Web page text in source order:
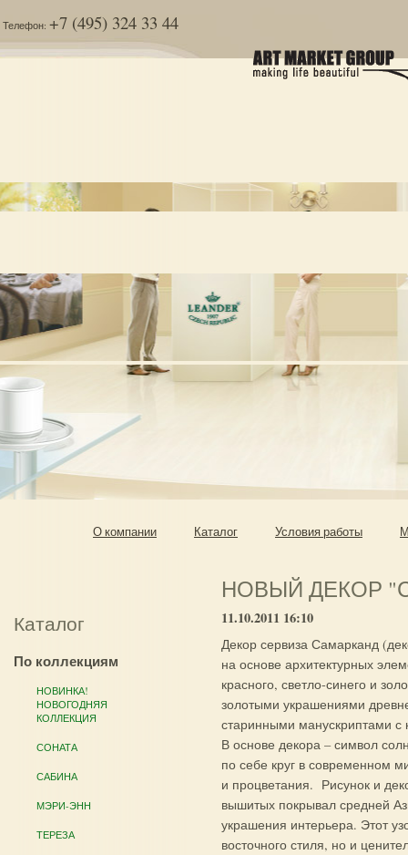
Телефон: +7 (495) 324 33 44
О компании Каталог Условия работы
Каталог
По коллекциям
НОВИНКА!
НОВОГОДНЯЯ
КОЛЛЕКЦИЯ
СОНАТА
САБИНА
МЭРИ-ЭНН
ТЕРЕЗА
НОВЫЙ ДЕКОР
11.10.2011 16:10
Декор сервиза Самарканд
на основе архитектурных
красного, светло-синего и
золотыми украшениями
старинными манускриптами с
В основе декора – символ
по себе круг в современном
и процветания. Рисунок и
вышитых покрывал средней
украшения интерьера. Этот
восточного стиля, но и